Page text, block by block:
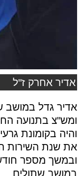
אדיר אחרק ז"ל
אדיר גדל במושב
ומש"צ בתנועה
והיה בקומונת
את שנת השירות
ובמשך מספר
במושב שתולים.